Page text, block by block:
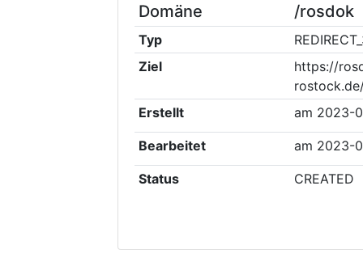
Domäne
/rosdok
Typ
Ziel
https://
Erstellt
am 2023-
Bearbeitet am 2023-
Status CREATED